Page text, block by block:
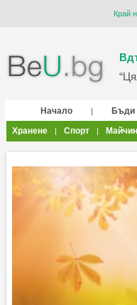
Край
Начало | Бъди
Хранене
| Спорт |